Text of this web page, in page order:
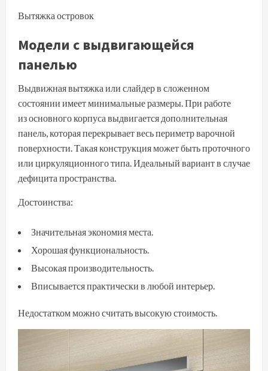
Вытяжка островок
Модели с выдвигающейся
панелью
Выдвижная вытяжка или слайдер в сложенном
состоянии имеет минимальные размеры. При работе
из основного корпуса выдвигается дополнительная
панель, которая перекрывает весь периметр варочной
поверхности. Такая конструкция может быть проточного
или циркуляционного типа. Идеальный вариант в случае
дефицита пространства.
Достоинства:
Значительная экономия места.
Хорошая функциональность.
Высокая производительность.
Вписывается практически в любой интерьер.
Недостатком можно считать высокую стоимость.